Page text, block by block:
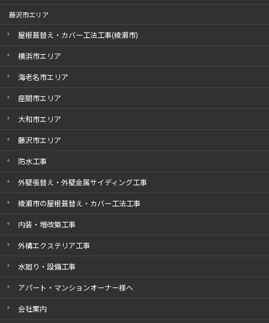
藤沢市エリア
屋根葺替え・カバー工法工事(綾瀬市)
横浜市エリア
海老名市エリア
座間市エリア
大和市エリア
藤沢市エリア
防水工事
外壁張替え・外壁金属サイディング工事
綾瀬市の屋根葺替え・カバー工法工事
内装・増改築工事
外構エクステリア工事
水廻り・設備工事
アパート・マンションオーナー様へ
会社案内